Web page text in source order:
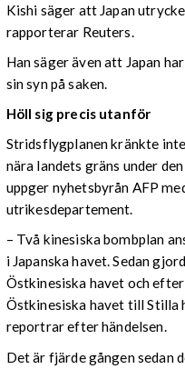
Kishi säger att Japan
rapporterar Reuters.
Han säger även att Japan
sin syn på saken.
Höll sig precis utanför
Stridsflygplanen kränkte
nära landets gräns under
uppger nyhetsbyrån AFP
utrikesdepartement.
– Två kinesiska bombplan
i Japanska havet. Sedan
Östkinesiska havet och
Östkinesiska havet till Stilla
reportrar efter händelsen.
Det är fjärde gången sedan